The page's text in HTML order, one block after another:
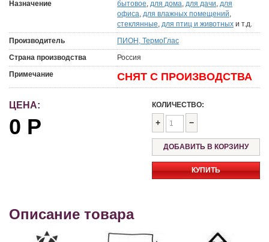
Назначение
бытовое, для дома, для дачи, для
офиса, для влажных помещений,
стеклянные, для птиц и животных и т.д.
Производитель
ПИОН, ТермоГлас
Страна производства
Россия
Примечание
СНЯТ С ПРОИЗВОДСТВА
ЦЕНА:
0 Р
КОЛИЧЕСТВО:
+ −
КУПИТЬ
Описание товара